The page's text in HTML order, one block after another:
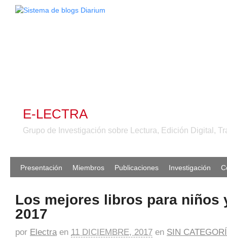
E-LECTRA
Grupo de Investigación sobre Lectura, Edición Digital,
Presentación Miembros Publicaciones Investigación
Los mejores libros para niños
2017
por Electra en 11 DICIEMBRE, 2017 en SIN